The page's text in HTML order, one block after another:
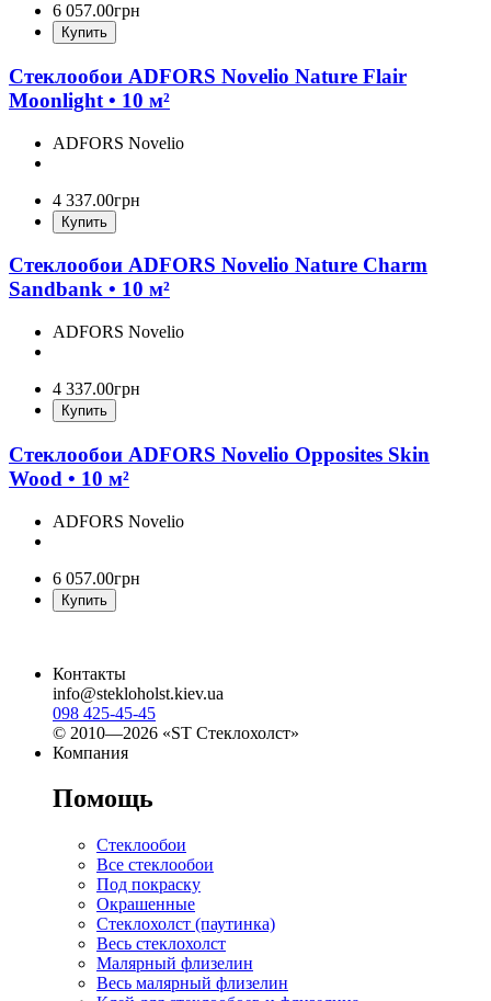
6 057.00грн
Купить
Стеклообои ADFORS Novelio Nature Flair
Moonlight • 10 м²
ADFORS Novelio
4 337.00грн
Купить
Стеклообои ADFORS Novelio Nature Charm
Sandbank • 10 м²
ADFORS Novelio
4 337.00грн
Купить
Стеклообои ADFORS Novelio Opposites Skin
Wood • 10 м²
ADFORS Novelio
6 057.00грн
Купить
Контакты
info@stekloholst.kiev.ua
098 425-45-45
© 2010—2026 «ST Стеклохолст»
Компания
Помощь
Стеклообои
Все стеклообои
Под покраску
Окрашенные
Стеклохолст (паутинка)
Весь стеклохолст
Малярный флизелин
Весь малярный флизелин